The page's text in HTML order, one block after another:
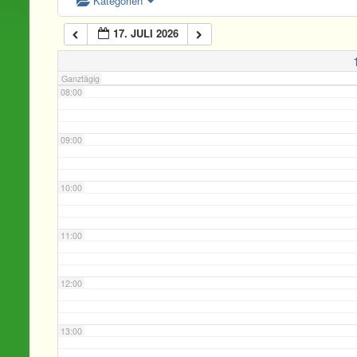
17. JULI 2026
Ganztägig
07:00
08:00
09:00
10:00
11:00
12:00
13:00